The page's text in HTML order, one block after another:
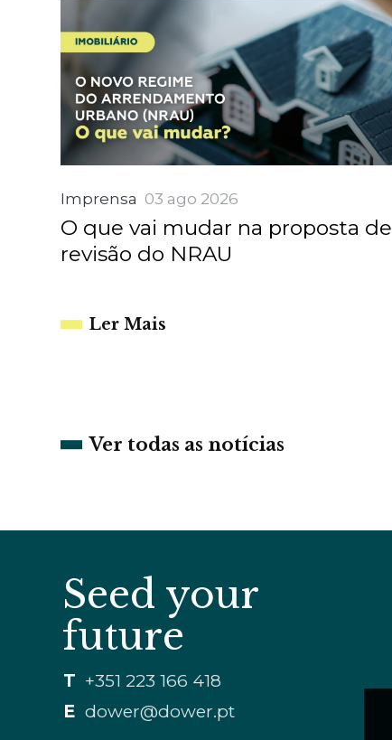
Imprensa 03 ago 2026
O que vai mudar na proposta de
revisão do NRAU
Ler Mais
Ver todas as notícias
Seed your
future
T +351 223 166 418
E dower@dower.pt